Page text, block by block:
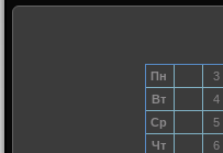
Пн 3
Вт
4
Ср
5
Чт
6